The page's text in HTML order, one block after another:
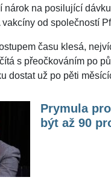
nárok na posilující
od společností
času klesá,
s přeočkováním po
dostat už po pěti
Prymula
být až 90